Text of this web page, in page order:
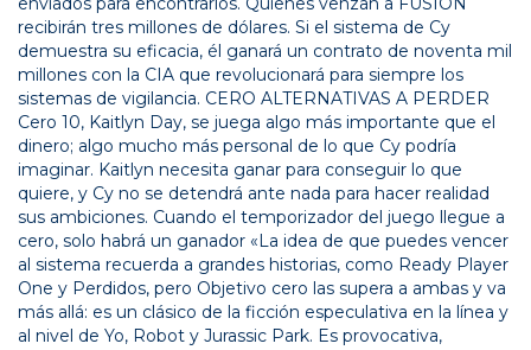
recibirán tres millones de dólares. Si el sistema de Cy
demuestra su eficacia, él ganará un contrato de noventa mil
millones con la CIA que revolucionará para siempre los
sistemas de vigilancia. CERO ALTERNATIVAS A PERDER
Cero 10, Kaitlyn Day, se juega algo más importante que el
dinero; algo mucho más personal de lo que Cy podría
imaginar. Kaitlyn necesita ganar para conseguir lo que
quiere, y Cy no se detendrá ante nada para hacer realidad
sus ambiciones. Cuando el temporizador del juego llegue a
cero, solo habrá un ganador «La idea de que puedes vencer
al sistema recuerda a grandes historias, como Ready Player
One y Perdidos, pero Objetivo cero las supera a ambas y va
más allá: es un clásico de la ficción especulativa en la línea y
al nivel de Yo, Robot y Jurassic Park. Es provocativa,